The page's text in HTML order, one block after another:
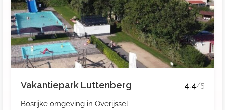
Vakantiepark Luttenberg 4.4/5
Bosrijke omgeving in Overijssel